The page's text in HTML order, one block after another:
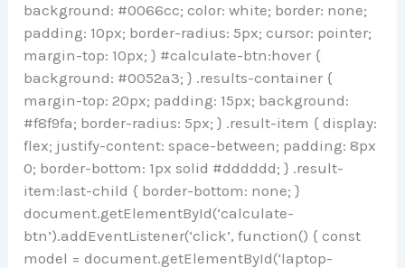
background: #0066cc; color: white; border: none;
padding: 10px; border-radius: 5px; cursor: pointer;
margin-top: 10px; } #calculate-btn:hover {
background: #0052a3; } .results-container {
margin-top: 20px; padding: 15px; background:
#f8f9fa; border-radius: 5px; } .result-item { display:
flex; justify-content: space-between; padding: 8px
0; border-bottom: 1px solid #dddddd; } .result-
item:last-child { border-bottom: none; }
document.getElementById(‘calculate-
btn’).addEventListener(‘click’, function() { const
model = document.getElementById(‘laptop-